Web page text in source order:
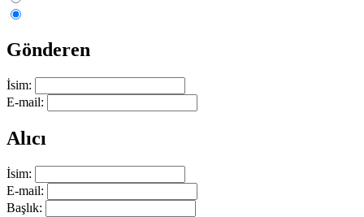
Gönderen
İsim:
E-mail:
Alıcı
İsim:
E-mail:
Başlık: